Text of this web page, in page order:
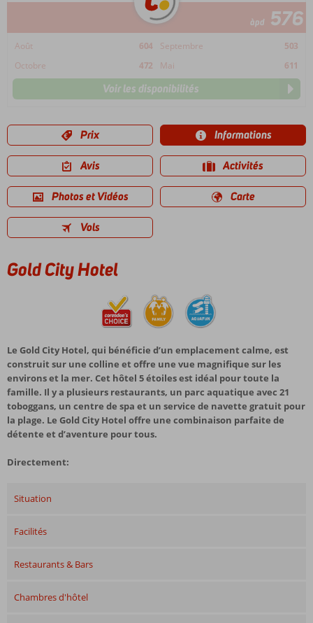
àpd 576
Août 604 Septembre
503
Octobre
472 Mai 611
Voir les disponibilités
Prix Informations
Avis Activités
Photos et Vidéos Carte
Vols
Gold City Hotel
Le Gold City Hotel, qui bénéficie d’un emplacement calme, est
construit sur une colline et offre une vue magnifique sur les
environs et la mer. Cet hôtel 5 étoiles est idéal pour toute la
famille. Il y a plusieurs restaurants, un parc aquatique avec 21
toboggans, un centre de spa et un service de navette gratuit pour
la plage. Le Gold City Hotel offre une combinaison parfaite de
détente et d’aventure pour tous.
Directement:
Situation
Facilités
Restaurants & Bars
Chambres d'hôtel